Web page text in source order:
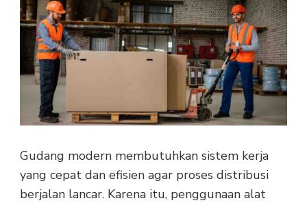
Gudang modern membutuhkan sistem kerja
yang cepat dan efisien agar proses distribusi
berjalan lancar. Karena itu, penggunaan alat